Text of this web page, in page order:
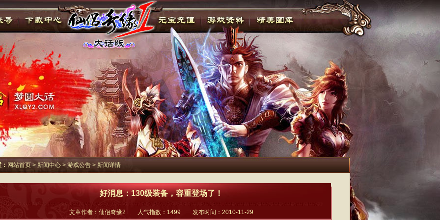
网站首页> 新闻中心 > 游戏公告 > 新闻详情
好消息：130级装备，容重登场了！
文章作者：仙侣奇缘2 人气指数：1499 发布时间：2010-11-29